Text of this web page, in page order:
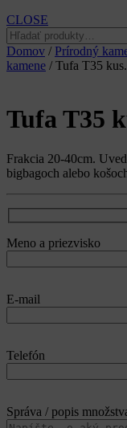
CLOSE
Hľadať:
Domov / Prírodný
kamene / Tufa T35
Tufa T35
Frakcia 20-40cm.
bigbagoch alebo
Meno a priezvisko
E-mail
Telefón
Správa / popis